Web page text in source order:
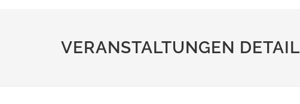
VERANSTALTUNGEN DETAIL